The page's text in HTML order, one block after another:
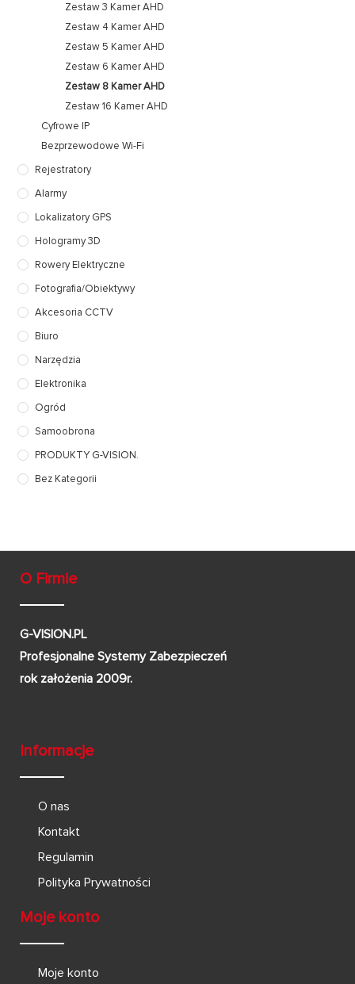
Zestaw 3 Kamer AHD
Zestaw 4 Kamer AHD
Zestaw 5 Kamer AHD
Zestaw 6 Kamer AHD
Zestaw 8 Kamer AHD
Zestaw 16 Kamer AHD
Cyfrowe IP
Bezprzewodowe Wi-Fi
Rejestratory
Alarmy
Lokalizatory GPS
Hologramy 3D
Rowery Elektryczne
Fotografia/Obiektywy
Akcesoria CCTV
Biuro
Narzędzia
Elektronika
Ogród
Samoobrona
PRODUKTY G-VISION.
Bez Kategorii
O Firmie
G-VISION.PL
Profesjonalne Systemy Zabezpieczeń
rok założenia 2009r.
Informacje
O nas
Kontakt
Regulamin
Polityka Prywatności
Moje konto
Moje konto